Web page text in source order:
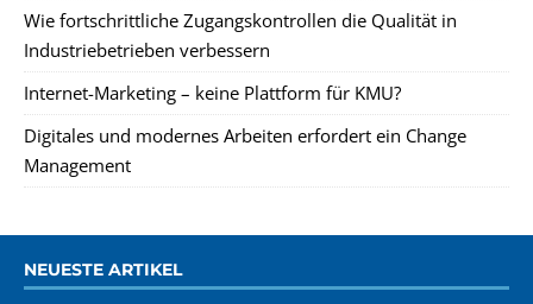
Wie fortschrittliche Zugangskontrollen die Qualität in
Industriebetrieben verbessern
Internet-Marketing – keine Plattform für KMU?
Digitales und modernes Arbeiten erfordert ein Change
Management
NEUESTE ARTIKEL